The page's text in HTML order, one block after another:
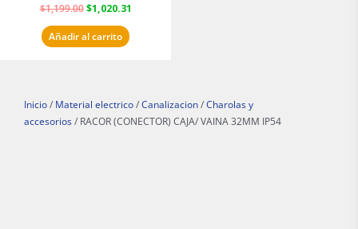
$1,199.00 $1,020.31
Añadir al carrito
Inicio / Material electrico / Canalizacion / Charolas y
accesorios / RACOR (CONECTOR) CAJA/ VAINA 32MM IP54